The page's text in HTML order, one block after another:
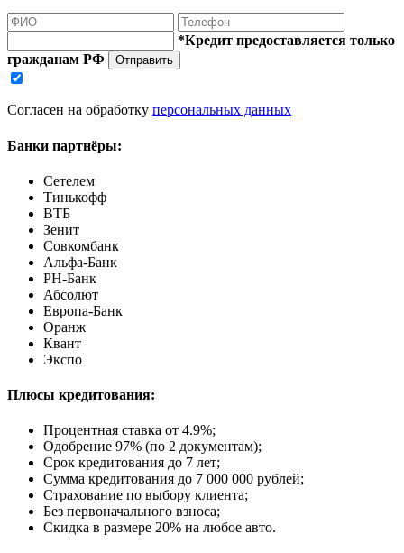
*Кредит предоставляется только
гражданам РФ
Отправить
Согласен на обработку персональных данных
Банки партнёры:
Сетелем
Тинькофф
ВТБ
Зенит
Совкомбанк
Альфа-Банк
РН-Банк
Абсолют
Европа-Банк
Оранж
Квант
Экспо
Плюсы кредитования:
Процентная ставка от 4.9%;
Одобрение 97% (по 2 документам);
Срок кредитования до 7 лет;
Сумма кредитования до 7 000 000 рублей;
Страхование по выбору клиента;
Без первоначального взноса;
Скидка в размере 20% на любое авто.